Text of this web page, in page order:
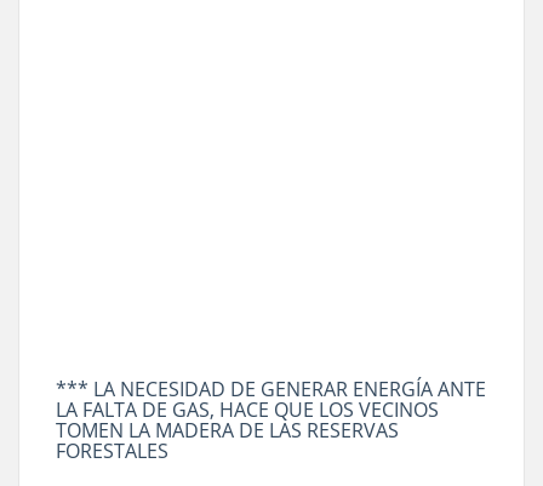
*** LA NECESIDAD DE GENERAR ENERGÍA ANTE
LA FALTA DE GAS, HACE QUE LOS VECINOS
TOMEN LA MADERA DE LAS RESERVAS
FORESTALES